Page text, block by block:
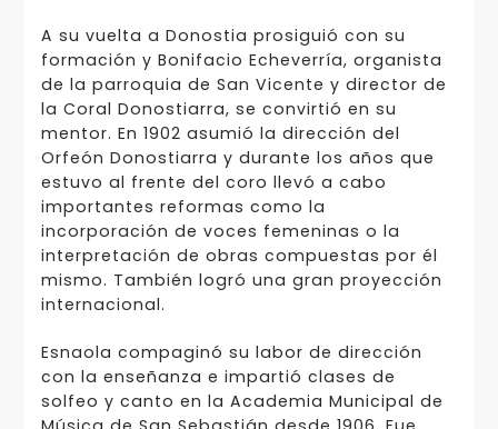
A su vuelta a Donostia prosiguió con su
formación y Bonifacio Echeverría, organista
de la parroquia de San Vicente y director de
la Coral Donostiarra, se convirtió en su
mentor. En 1902 asumió la dirección del
Orfeón Donostiarra y durante los años que
estuvo al frente del coro llevó a cabo
importantes reformas como la
incorporación de voces femeninas o la
interpretación de obras compuestas por él
mismo. También logró una gran proyección
internacional.
Esnaola compaginó su labor de dirección
con la enseñanza e impartió clases de
solfeo y canto en la Academia Municipal de